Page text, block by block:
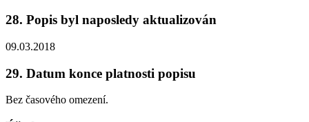
28. Popis byl naposledy aktualizován
09.03.2018
29. Datum konce platnosti popisu
Bez časového omezení.